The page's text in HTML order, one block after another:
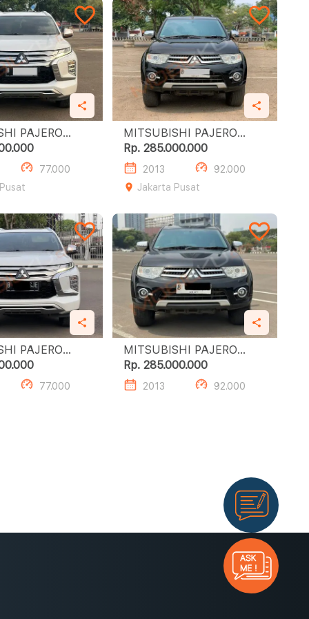
PAJERO
77.000
MITSUBISHI PAJERO
SPORT 2.4L DAKAR A/T
(4X2)
Rp. 285.000.000
2013
92.000
Jakarta Pusat
PAJERO
77.000
MITSUBISHI PAJERO
SPORT 2.4L DAKAR A/T
(4X2)
Rp. 285.000.000
2013 92.000